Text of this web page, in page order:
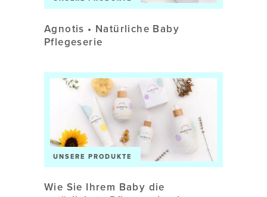
Agnotis • Natürliche Baby
Pflegeserie
UNSERE PRODUKTE
Wie Sie Ihrem Baby die